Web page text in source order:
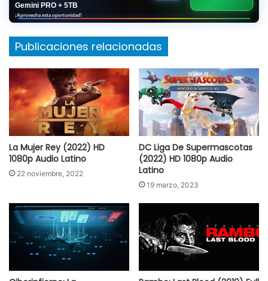
Gemini PRO + 5TB
¡Aprovecha esta oportunidad!
Publicaciones relacionadas
La Mujer Rey (2022) HD
1080p Audio Latino
22 noviembre, 2022
DC Liga De Supermascotas
(2022) HD 1080p Audio
Latino
19 marzo, 2023